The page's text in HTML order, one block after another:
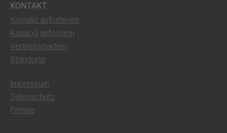
KONTAKT
Kontakt aufnehmen
Katalog anfordern
Vertriebspartner
Standorte
Impressum
Datenschutz
Presse